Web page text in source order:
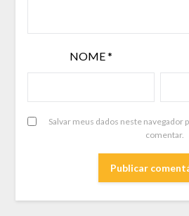
NOME*
Salvar meus dados neste navegador
comentar.